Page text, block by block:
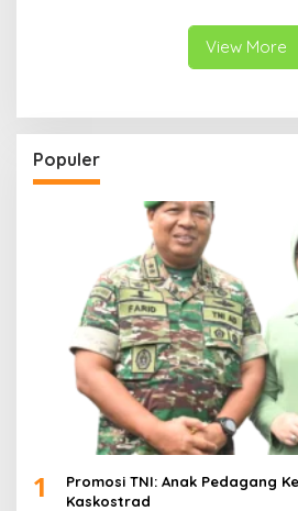
View More
Populer
1
Promosi TNI: Anak Pedagang
Kaskostrad